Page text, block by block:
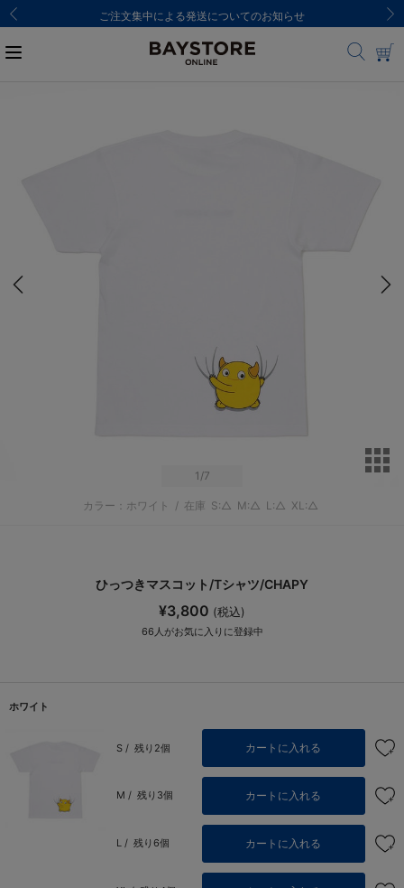
ご注文集中による発送についてのお知らせ
1 /7
カラー：ホワイト / 在庫 S:△ M:△ L:△ XL:△
ひっつきマスコット/Tシャツ/CHAPY
¥3,800 (税込)
66 人がお気に入りに登録中
ホワイト
S / 残り2個 カートに入れる
M / 残り3個 カートに入れる
L / 残り6個 カートに入れる